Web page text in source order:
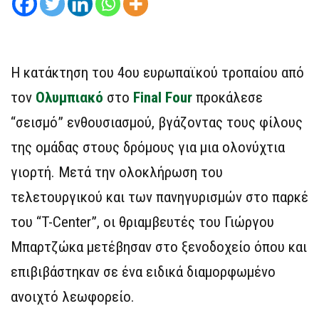
Η κατάκτηση του 4ου ευρωπαϊκού τροπαίου από
τον Ολυμπιακό στο Final Four προκάλεσε
“σεισμό” ενθουσιασμού, βγάζοντας τους φίλους
της ομάδας στους δρόμους για μια ολονύχτια
γιορτή. Μετά την ολοκλήρωση του
τελετουργικού και των πανηγυρισμών στο παρκέ
του “T-Center”, οι θριαμβευτές του Γιώργου
Μπαρτζώκα μετέβησαν στο ξενοδοχείο όπου και
επιβιβάστηκαν σε ένα ειδικά διαμορφωμένο
ανοιχτό λεωφορείο.